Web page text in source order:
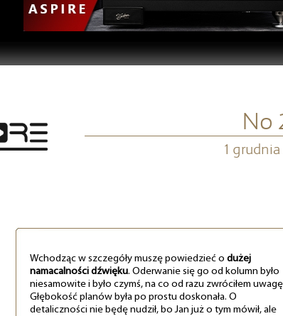
No
1
Wchodząc w szczegóły muszę powiedzieć o dużej
namacalności dźwięku. Oderwanie się go od kolumn było
niesamowite i było czymś, na co od razu zwróciłem
Głębokość planów była po prostu doskonała. O
detaliczności nie będę nudził, bo Jan już o tym mówił, ale